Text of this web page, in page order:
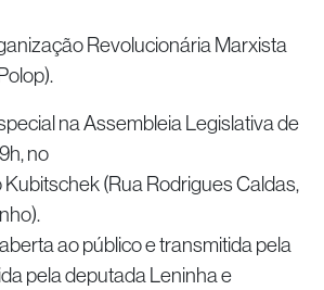
Revolucionária Marxista
na Assembleia Legislativa de
no
(Rua Rodrigues Caldas,
ao público e transmitida pela
pela deputada Leninha e